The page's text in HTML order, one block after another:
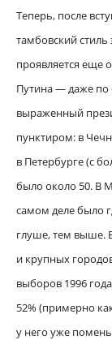
Теперь, после
тамбовский
проявляется еще
Путина — даже
выраженный
пунктиром: в
в Петербурге (с
было около 50. В
самом деле было
глуше, тем выше.
и крупных
выборов 1996
52% (примерно
у него уже